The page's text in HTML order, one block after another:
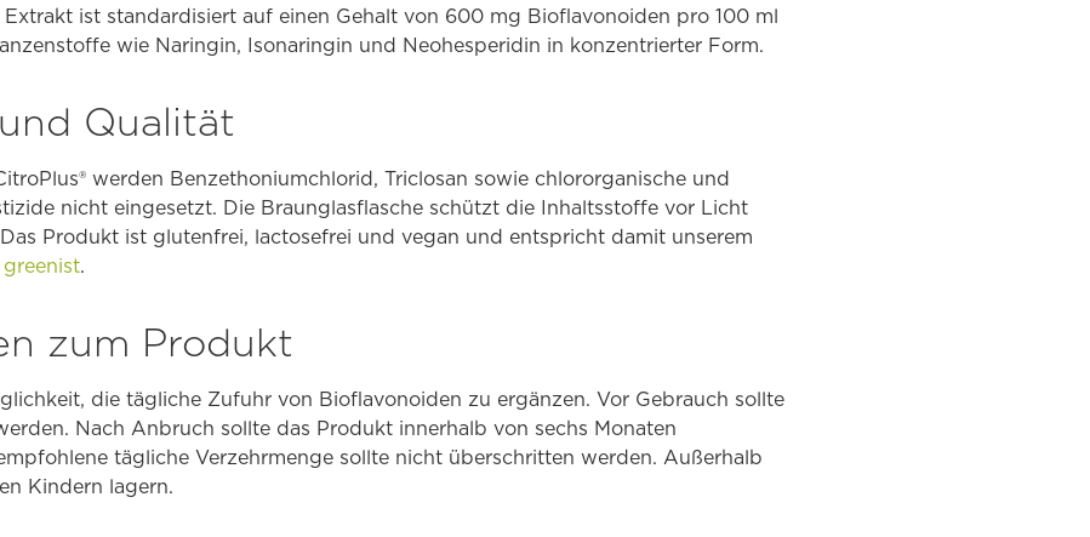
ist standardisiert auf einen Gehalt von 600 mg Bioflavonoiden pro 100 ml
wie Naringin, Isonaringin und Neohesperidin in konzentrierter Form.
Qualität
werden Benzethoniumchlorid, Triclosan sowie chlororganische und
nicht eingesetzt. Die Braunglasflasche schützt die Inhaltsstoffe vor Licht
Produkt ist glutenfrei, lactosefrei und vegan und entspricht damit unserem
greenist.
zum Produkt
die tägliche Zufuhr von Bioflavonoiden zu ergänzen. Vor Gebrauch sollte
Nach Anbruch sollte das Produkt innerhalb von sechs Monaten
tägliche Verzehrmenge sollte nicht überschritten werden. Außerhalb
Kindern lagern.